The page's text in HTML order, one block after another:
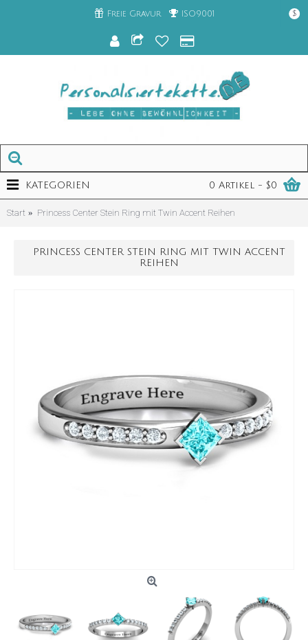
Freie Gravur ISO9001 $
0 Artikel - $0
KATEGORIEN
Start Princess Center Stein Ring mit Twin Accent Reihen
PRINCESS CENTER STEIN RING MIT TWIN ACCENT
REIHEN